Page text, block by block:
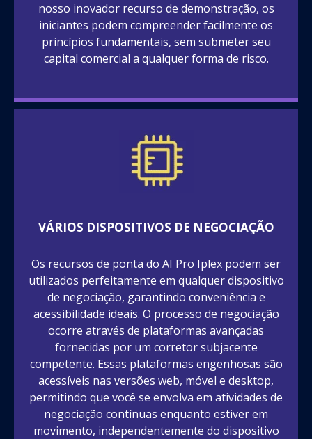
nosso inovador recurso de demonstração, os
iniciantes podem compreender facilmente os
princípios fundamentais, sem submeter seu
capital comercial a qualquer forma de risco.
VÁRIOS DISPOSITIVOS DE NEGOCIAÇÃO
Os recursos de ponta do AI Pro Iplex podem ser
utilizados perfeitamente em qualquer dispositivo
de negociação, garantindo conveniência e
acessibilidade ideais. O processo de negociação
ocorre através de plataformas avançadas
fornecidas por um corretor subjacente
competente. Essas plataformas engenhosas são
acessíveis nas versões web, móvel e desktop,
permitindo que você se envolva em atividades de
negociação contínuas enquanto estiver em
movimento, independentemente do dispositivo